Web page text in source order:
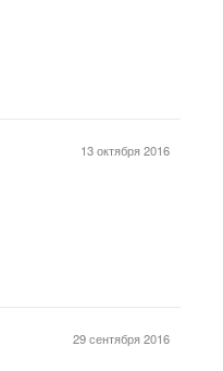
13 октября 2016
29 сентября 2016